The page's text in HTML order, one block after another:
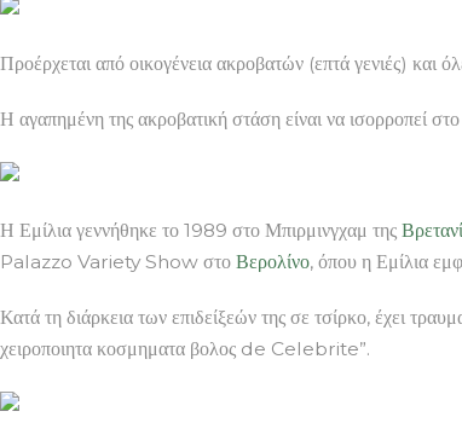
Προέρχεται από οικογένεια ακροβατών (επτά γενιές) και
Η αγαπημένη της ακροβατική στάση είναι να ισορροπεί
Η Εμίλια γεννήθηκε το 1989 στο Μπιρμινγχαμ της
Palazzo Variety Show στο Βερολίνο, όπου η Εμίλια
Κατά τη διάρκεια των επιδείξεών της σε τσίρκο, έχει
χειροποιητα κοσμηματα βολος de Celebrite”.